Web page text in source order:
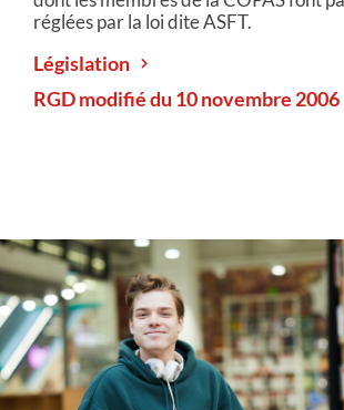
réglées par la loi dite ASFT.
Législation
RGD modifié du 10 novembre 2006